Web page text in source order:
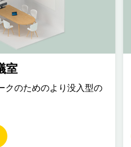
室
クのためのより没入型の